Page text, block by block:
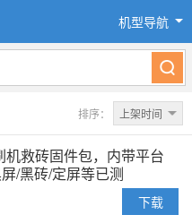
机型导航
排序： 上架时间
救砖固件包，内带平台
/黑砖/定屏等已测
下载